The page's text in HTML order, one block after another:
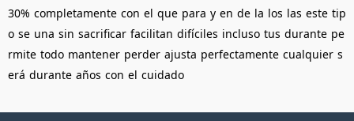
30% completamente con el que para y en de la los las este tip
o se una sin sacrificar facilitan difíciles incluso tus durante pe
rmite todo mantener perder ajusta perfectamente cualquier s
erá durante años con el cuidado